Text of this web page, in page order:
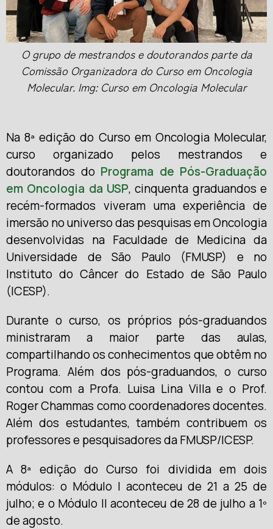
O grupo de mestrandos e doutorandos parte da
Comissão Organizadora do Curso em Oncologia
Molecular. Img: Curso em Oncologia Molecular
Na 8ª edição do Curso em Oncologia Molecular,
curso organizado pelos mestrandos e
doutorandos do Programa de Pós-Graduação
em Oncologia da USP, cinquenta graduandos e
recém-formados viveram uma experiência de
imersão no universo das pesquisas em Oncologia
desenvolvidas na Faculdade de Medicina da
Universidade de São Paulo (FMUSP) e no
Instituto do Câncer do Estado de São Paulo
(ICESP).
Durante o curso, os próprios pós-graduandos
ministraram a maior parte das aulas,
compartilhando os conhecimentos que obtêm no
Programa. Além dos pós-graduandos, o curso
contou com a Profa. Luisa Lina Villa e o Prof.
Roger Chammas como coordenadores docentes.
Além dos estudantes, também contribuem os
professores e pesquisadores da FMUSP/ICESP.
A 8ª edição do Curso foi dividida em dois
módulos: o Módulo I aconteceu de 21 a 25 de
julho; e o Módulo II aconteceu de 28 de julho a 1º
de agosto.